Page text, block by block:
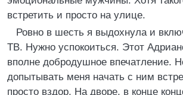
встретить и просто на улице.
Ровно в шесть я выдохнула и
ТВ. Нужно успокоиться. Этот
вполне добродушное впечатление.
допытывать меня начать с ним
просто вздор. На дворе, в конце